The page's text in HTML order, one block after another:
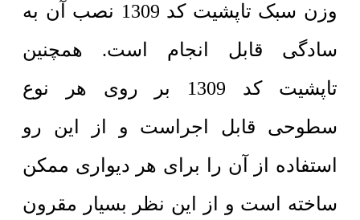
وزن سبک تاپشیت کد 1309 نصب آن به
سادگی قابل انجام است. همچنین
تاپشیت کد 1309 بر روی هر نوع
سطوحی قابل اجراست و از این رو
استفاده از آن را برای هر دیواری ممکن
ساخته است و از این نظر بسیار مقرون